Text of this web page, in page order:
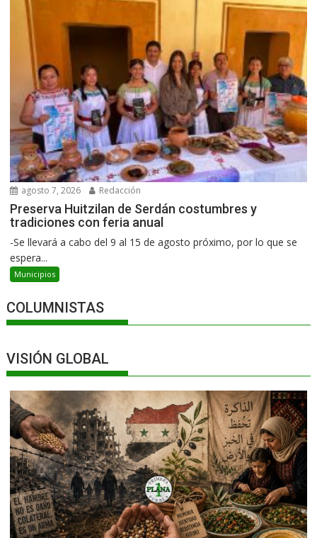
agosto 7, 2026 Redacción
Preserva Huitzilan de Serdán costumbres y
tradiciones con feria anual
-Se llevará a cabo del 9 al 15 de agosto próximo, por lo que se
espera...
Municipios
COLUMNISTAS
VISIÓN GLOBAL